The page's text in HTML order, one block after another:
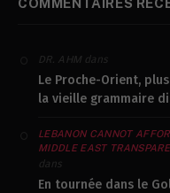
DR. AHM dans
Le Proche-Orient,
la vieille grammaire
LEBANON CANNOT
MIDDLE EAST
dans
En tournée dans le